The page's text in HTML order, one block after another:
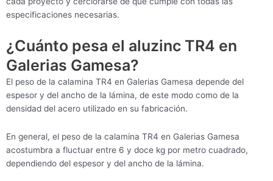
especificaciones necesarias.
¿Cuánto pesa el aluzinc TR4 en
Galerias Gamesa?
El peso de la calamina TR4 en Galerias Gamesa depende del
espesor y del ancho de la lámina, de este modo como de la
densidad del acero utilizado en su fabricación.
En general, el peso de la calamina TR4 en Galerias Gamesa
acostumbra a fluctuar entre 6 y doce kg por metro cuadrado,
dependiendo del espesor y del ancho de la lámina.